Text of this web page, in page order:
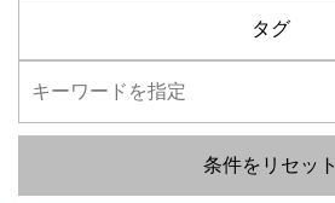
タグ
条件をリセット